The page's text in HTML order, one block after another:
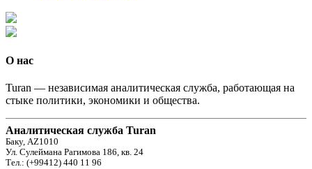
О нас
Turan — независимая аналитическая служба, работающая на
стыке политики, экономики и общества.
Аналитическая служба Turan
Баку, AZ1010
Ул. Сулеймана Рагимова 186, кв. 24
Тел.: (+99412) 440 11 96